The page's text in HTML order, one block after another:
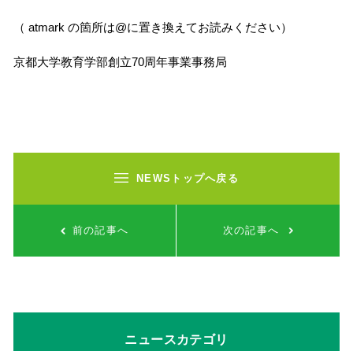
（ atmark の箇所は@に置き換えてお読みください）
京都大学教育学部創立70周年事業事務局
前の記事へ
NEWSトップへ戻る
次の記事へ
ニュースカテゴリ